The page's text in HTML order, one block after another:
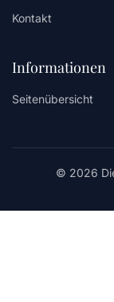
Kontakt
Informationen
Seitenübersicht
© 2026